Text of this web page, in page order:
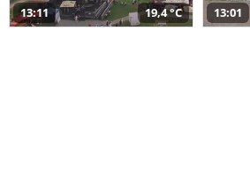
13:11 19,4 °C 13:01